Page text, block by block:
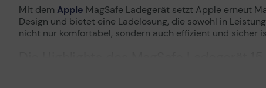
Mit dem Apple MagSafe Ladegerät setzt Apple erneut
Design und bietet eine Ladelösung, die sowohl in
nicht nur komfortabel, sondern auch effizient und sicher